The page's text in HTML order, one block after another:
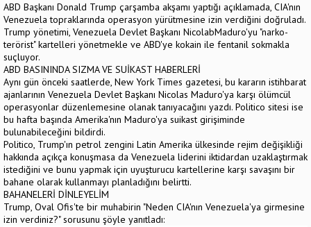
ABD Başkanı Donald Trump çarşamba akşamı yaptığı açıklamada, CIA'nın
Venezuela topraklarında operasyon yürütmesine izin verdiğini doğruladı.
Trump yönetimi, Venezuela Devlet Başkanı NicolabMaduro'yu "narko-
terörist" kartelleri yönetmekle ve ABD'ye kokain ile fentanil sokmakla
suçluyor.
ABD BASININDA SIZMA VE SUİKAST HABERLERİ
Aynı gün önceki saatlerde, New York Times gazetesi, bu kararın istihbarat
ajanlarının Venezuela Devlet Başkanı Nicolas Maduro'ya karşı ölümcül
operasyonlar düzenlemesine olanak tanıyacağını yazdı. Politico sitesi ise
bu hafta başında Amerika'nın Maduro'ya suikast girişiminde
bulunabileceğini bildirdi.
Politico, Trump'ın petrol zengini Latin Amerika ülkesinde rejim değişikliği
hakkında açıkça konuşmasa da Venezuela liderini iktidardan uzaklaştırmak
istediğini ve bunu yapmak için uyuşturucu kartellerine karşı savaşını bir
bahane olarak kullanmayı planladığını belirtti.
BAHANELERİ DİNLEYELİM
Trump, Oval Ofis'te bir muhabirin "Neden CIA'nın Venezuela'ya girmesine
izin verdiniz?" sorusunu şöyle yanıtladı: